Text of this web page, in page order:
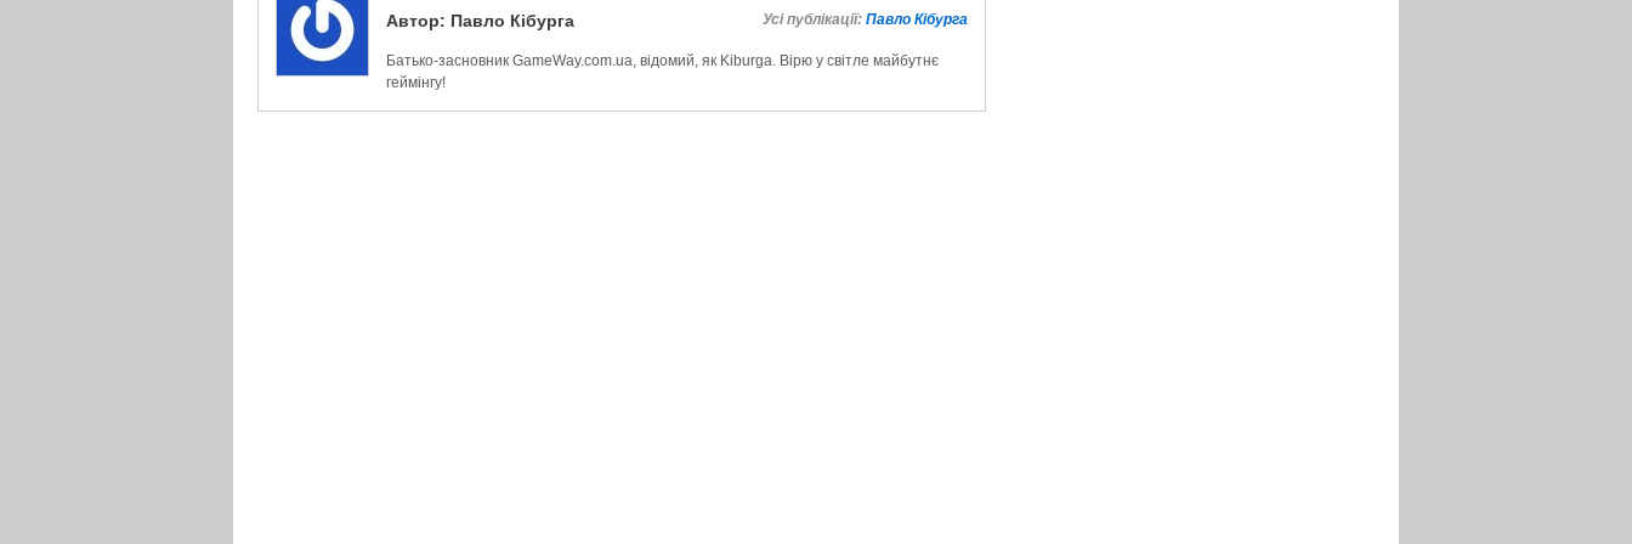
Автор: Павло Кібурга Усі публікації: Павло Кібурга
Батько-засновник GameWay.com.ua, відомий, як Kiburga. Вірю у світле майбутнє
геймінгу!